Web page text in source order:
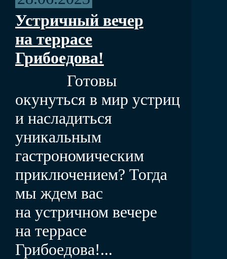
Устричный вечер
на террасе
Грибоедова!
Готовы
окунуться в мир устриц
и насладиться
уникальным
гастрономическим
приключением? Тогда
мы ждем вас
на устричном вечере
на террасе
Грибоедова!...